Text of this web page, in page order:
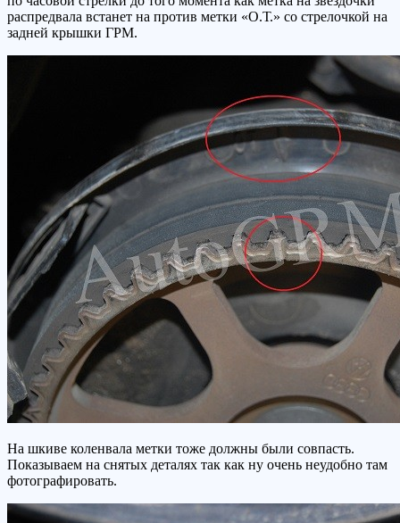
распредвала встанет на против метки «О.Т.» со стрелочкой на
задней крышки ГРМ.
На шкиве коленвала метки тоже должны были совпасть.
Показываем на снятых деталях так как ну очень неудобно там
фотографировать.